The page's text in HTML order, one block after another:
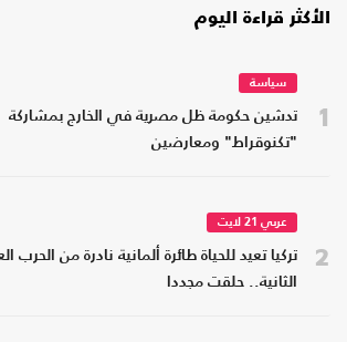
الأكثر قراءة اليوم
1
سياسة
تدشين حكومة ظل مصرية في الخارج بمشاركة
"تكنوقراط" ومعارضين
2
عربي 21 لايت
تركيا تعيد للحياة طائرة ألمانية نادرة من الحرب
الثانية.. حلقت مجددا